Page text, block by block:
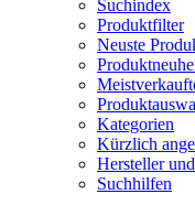
Suchindex
Produktfilter
Neuste
Kategorien
Kürzlich
Hersteller
Suchhilfen